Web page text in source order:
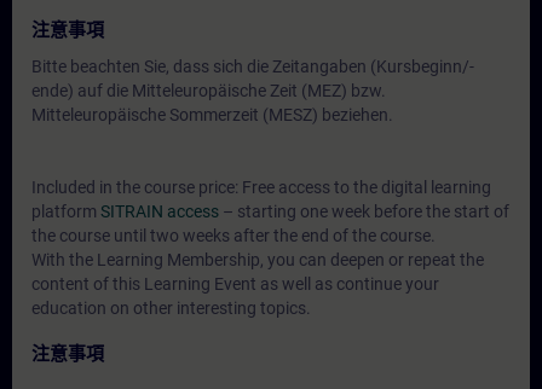
注意事項
Bitte beachten Sie, dass sich die Zeitangaben (Kursbeginn/-
ende) auf die Mitteleuropäische Zeit (MEZ) bzw.
Mitteleuropäische Sommerzeit (MESZ) beziehen.
Included in the course price: Free access to the digital learning
platform SITRAIN access – starting one week before the start of
the course until two weeks after the end of the course.
With the Learning Membership, you can deepen or repeat the
content of this Learning Event as well as continue your
education on other interesting topics.
注意事項